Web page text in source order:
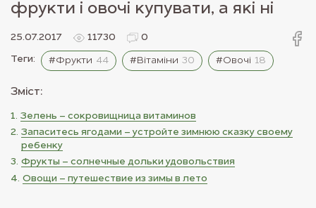
фрукти і овочі купувати, а які ні
25.07.2017 11730 0
Теги: #Фрукти 44 #Вітаміни 30 #Овочі 18
Зміст:
Зелень – сокровищница витаминов
Запаситесь ягодами – устройте зимнюю сказку своему
ребенку
Фрукты – солнечные дольки удовольствия
Овощи – путешествие из зимы в лето